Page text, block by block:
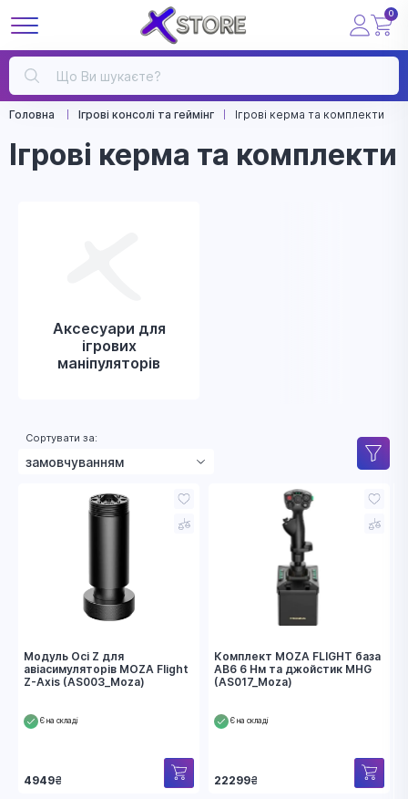
0
Головна Ігрові консолі та геймінг Ігрові керма та комплекти
Ігрові керма та комплекти
Аксесуари для
ігрових
маніпуляторів
Сортувати за:
замовчуванням
зростанням ціни
рейтингом
Модуль Осі Z для
авіасимуляторів MOZA Flight
Z-Axis (AS003_Moza)
Є на складі
4949₴
Комплект MOZA FLIGHT база
AB6 6 Нм та джойстик MHG
(AS017_Moza)
Є на складі
22299₴